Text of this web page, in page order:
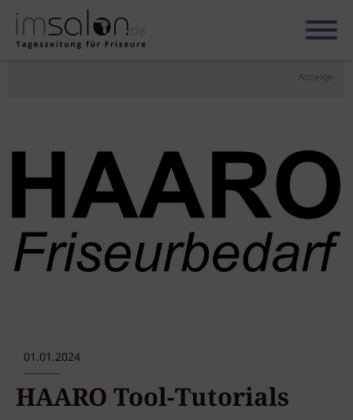
Anzeige
01.01.2024
HAARO Tool-Tutorials